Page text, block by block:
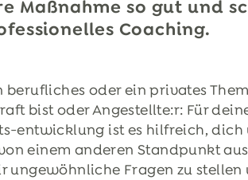
Maßnahme so gut und
Coaching.
berufliches oder ein privates
bist oder Angestellte:r: Für
entwicklung ist es hilfreich, dich
einem anderen Standpunkt
ungewöhnliche Fragen zu stellen